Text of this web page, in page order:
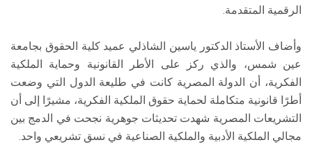
الرقمية المتقدمة.
وأضاف الأستاذ الدكتور ياسين الشاذلي عميد كلية الحقوق بجامعة
عين شمس، والذي ركز على الأطر القانونية وحماية الملكية
الفكرية، أن الدولة المصرية كانت في طليعة الدول التي وضعت
أطرًا قانونية متكاملة لحماية حقوق الملكية الفكرية، مشيرًا إلى أن
التشريعات المصرية شهدت تحديثات جوهرية نجحت في الدمج بين
مجالي الملكية الأدبية والملكية الصناعية في نسق تشريعي واحد.